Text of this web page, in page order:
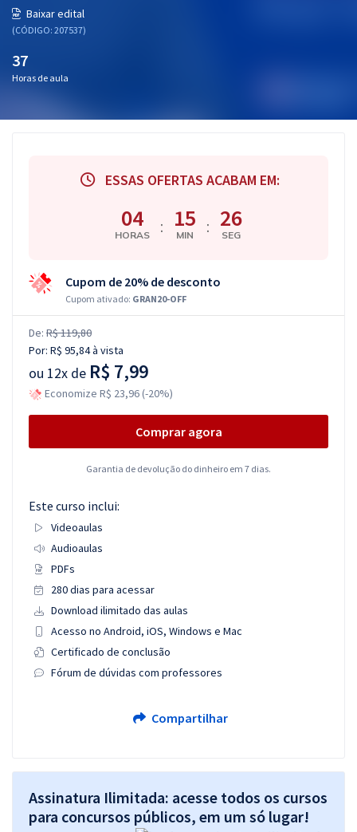
Atendimento
Baixar edital
(CÓDIGO: 207537)
37
Horas de aula
ESSAS OFERTAS ACABAM EM:
04
HORAS : 15
MIN : 25
SEG
Cupom de 20% de desconto
Cupom ativado: GRAN20-OFF
De: R$ 119,80
Por: R$ 95,84à vista
ou 12x de R$ 7,99
Economize R$ 23,96 (-20%)
Comprar agora
Garantia de devolução do dinheiro em 7 dias.
Este curso inclui:
Videoaulas
Audioaulas
PDFs
280 dias para acessar
Download ilimitado das aulas
Acesso no Android, iOS, Windows e Mac
Certificado de conclusão
Fórum de dúvidas com professores
Compartilhar
Assinatura Ilimitada: acesse todos os cursos
para concursos públicos, em um só lugar!